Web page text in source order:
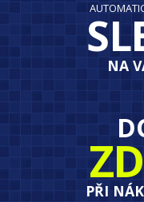
NA
PŘI